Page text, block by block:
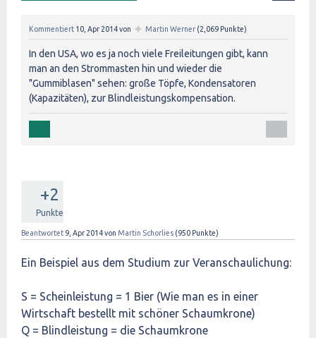
Kommentiert 10, Apr 2014von ✦ Martin Werner (2,069 Punkte)
In den USA, wo es ja noch viele Freileitungen gibt, kann
man an den Strommasten hin und wieder die
"Gummiblasen" sehen: große Töpfe, Kondensatoren
(Kapazitäten), zur Blindleistungskompensation.
+2
Punkte
Beantwortet 9, Apr 2014von Martin Schorlies (950 Punkte)
Ein Beispiel aus dem Studium zur Veranschaulichung:
S = Scheinleistung = 1 Bier (Wie man es in einer
Wirtschaft bestellt mit schöner Schaumkrone)
Q = Blindleistung = die Schaumkrone